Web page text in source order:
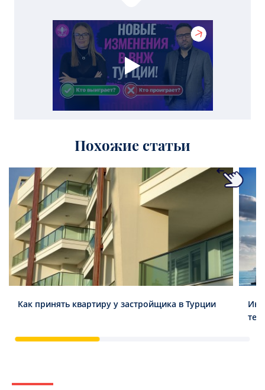
Похожие статьи
Как принять квартиру у застройщика в Турции